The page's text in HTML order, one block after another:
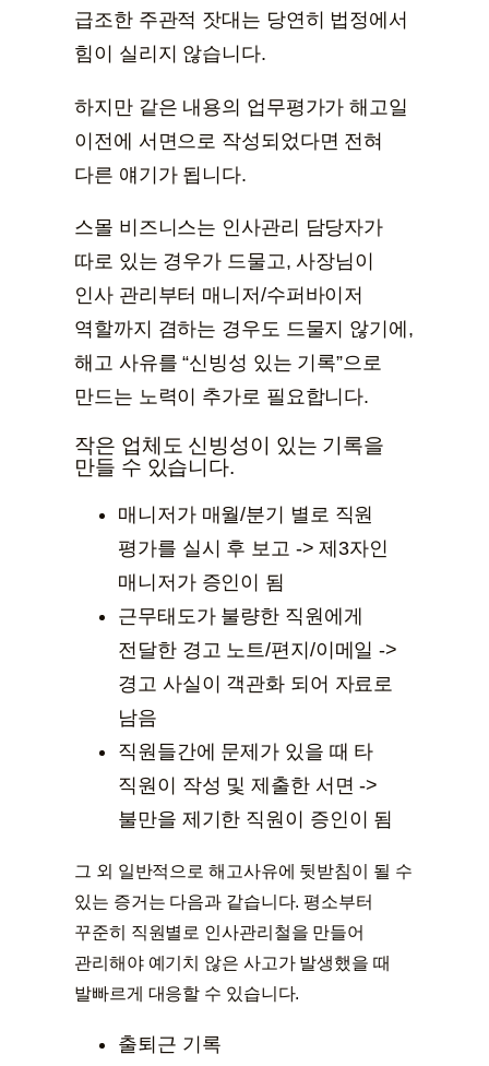
급조한 주관적 잣대는 당연히 법정에서
힘이 실리지 않습니다.
하지만 같은 내용의 업무평가가 해고일
이전에 서면으로 작성되었다면 전혀
다른 얘기가 됩니다.
스몰 비즈니스는 인사관리 담당자가
따로 있는 경우가 드물고, 사장님이
인사 관리부터 매니저/수퍼바이저
역할까지 겸하는 경우도 드물지 않기에,
해고 사유를 “신빙성 있는 기록”으로
만드는 노력이 추가로 필요합니다.
작은 업체도 신빙성이 있는 기록을
만들 수 있습니다.
매니저가 매월/분기 별로 직원
평가를 실시 후 보고 -> 제3자인
매니저가 증인이 됨
근무태도가 불량한 직원에게
전달한 경고 노트/편지/이메일 ->
경고 사실이 객관화 되어 자료로
남음
직원들간에 문제가 있을 때 타
직원이 작성 및 제출한 서면 ->
불만을 제기한 직원이 증인이 됨
그 외 일반적으로 해고사유에 뒷받침이 될 수
있는 증거는 다음과 같습니다. 평소부터
꾸준히 직원별로 인사관리철을 만들어
관리해야 예기치 않은 사고가 발생했을 때
발빠르게 대응할 수 있습니다.
출퇴근 기록